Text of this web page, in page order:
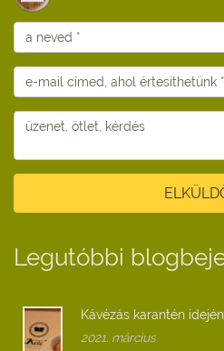
Legutóbbi
Kávézás karantén idején
2021. március